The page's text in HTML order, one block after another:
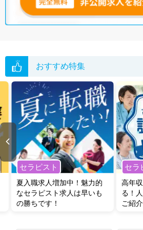
おすすめ特集
セラピスト
夏入職求人増加中！魅力的
なセラピスト求人は早いも
の勝ちです！
セラ
高年
る！
ご紹